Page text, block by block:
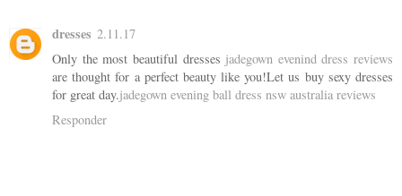
dresses 2.11.17
Only the most beautiful dresses jadegown evenind dress reviews
are thought for a perfect beauty like you!Let us buy sexy dresses
for great day.jadegown evening ball dress nsw australia reviews
Responder